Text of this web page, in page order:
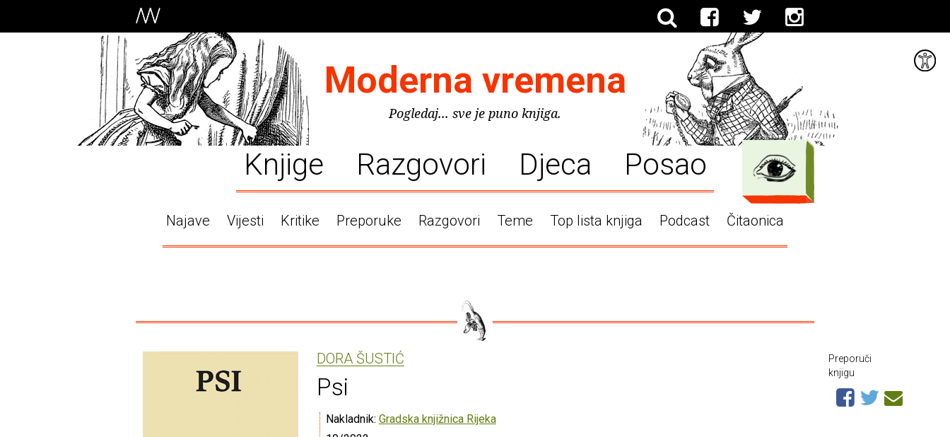
Moderna vremena
Pogledaj... sve je puno knjiga.
Knjige Razgovori Djeca Posao
Najave Vijesti Kritike Preporuke Razgovori Teme Top lista knjiga Podcast Čitaonica
DORA ŠUSTIĆ
Psi
Nakladnik: Gradska knjižnica Rijeka
Preporuči
knjigu